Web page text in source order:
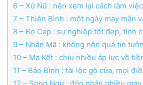
6 – Xử Nữ : nên xem lại cách làm việc
7 – Thiên Bình : một ngày may mắn
8 – Bọ Cạp : sự nghiệp tốt đẹp, tình
9 – Nhân Mã : không nên quá tin
10 – Ma Kết : chịu nhiều áp lực về
11 – Bảo Bình : tài lộc gõ cửa, mọi
12 – Song Ngư : đón nhận nhiều may